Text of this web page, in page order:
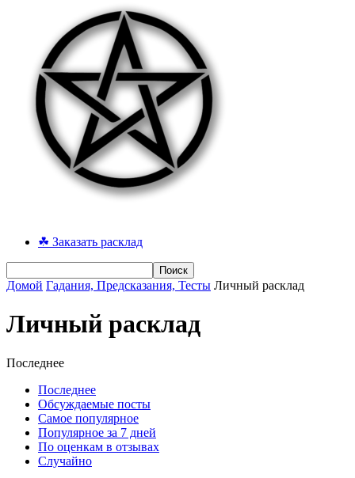
☘ Заказать расклад
Домой Гадания, Предсказания, Тесты Личный расклад
Личный расклад
Последнее
Последнее
Обсуждаемые посты
Самое популярное
Популярное за 7 дней
По оценкам в отзывах
Случайно